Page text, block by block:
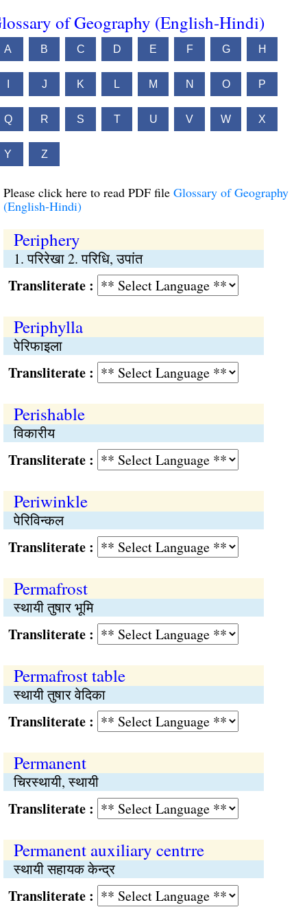
of Geography (English-Hindi)
A B C D E F G H
J K L M N O P
Q R S T U V W X
Y Z
Please click here to read PDF file Glossary of Geography
(English-Hindi)
Periphery
1. परिरेखा 2. परिधि, उपांत
:
Periphylla
पेरिफाइला
:
Perishable
विकारीय
:
Periwinkle
पेरिविन्कल
:
Permafrost
स्थायी तुषार भूमि
:
Permafrost table
स्थायी तुषार वेदिका
:
Permanent
चिरस्थायी, स्थायी
:
Permanent auxiliary centrre
स्थायी सहायक केन्द्र
: